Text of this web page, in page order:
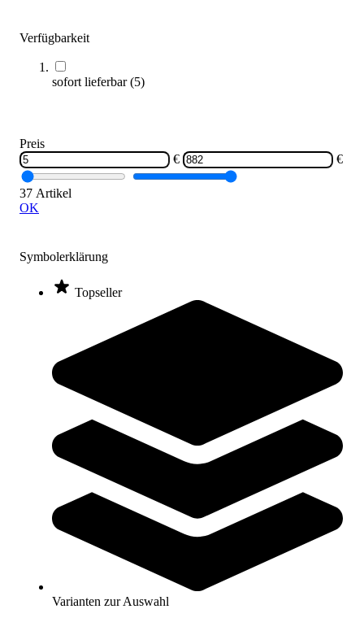
Verfügbarkeit
sofort lieferbar(5)
Preis
€
€
37 Artikel
OK
Symbolerklärung
Topseller
Varianten zur Auswahl
Zum Produkt
Varianten zur Auswahl
463,00 €
Varianten zur Auswahl
Längere Lieferzeit
Trimilin® Trampolin jump 111 inklusive Haltestange
411,00 €
Varianten zur Auswahl